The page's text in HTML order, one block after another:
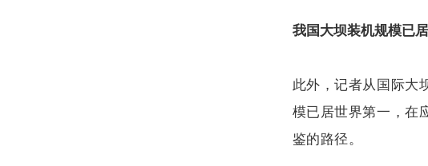
我国大坝装机规模已
此外，记者从国际大
模已居世界第一，在
鉴的路径。